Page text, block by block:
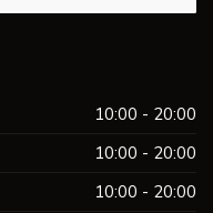
10:00 - 20:00
10:00 - 20:00
10:00 - 20:00